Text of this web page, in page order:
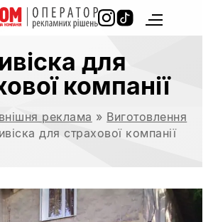
для
компанії
реклама » Виготовлення
для страхової компанії